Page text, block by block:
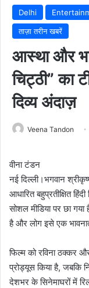
Delhi
ताज़ा तरीन खबरें
आस्था और
चिट्ठी” का
दिव्य अंदाज़
Veena Tandon
वीना टंडन
नई दिल्ली।भगवान
आधारित बहुप्रतीक्षित
सोशल मीडिया पर छा
है और लोग इसे एक
फिल्म को रविना ठक्कर
प्रोड्यूस किया है, जबकि
देशभर के सिनेमाघरों में